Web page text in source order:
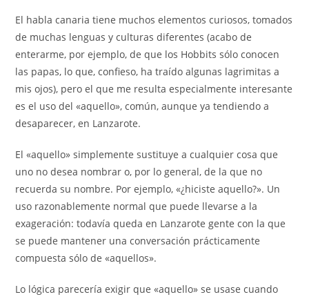
la
entrada:
El habla canaria tiene muchos elementos curiosos, tomados
de muchas lenguas y culturas diferentes (acabo de
enterarme, por ejemplo, de que los Hobbits sólo conocen
las papas, lo que, confieso, ha traído algunas lagrimitas a
mis ojos), pero el que me resulta especialmente interesante
es el uso del «aquello», común, aunque ya tendiendo a
desaparecer, en Lanzarote.
El «aquello» simplemente sustituye a cualquier cosa que
uno no desea nombrar o, por lo general, de la que no
recuerda su nombre. Por ejemplo, «¿hiciste aquello?». Un
uso razonablemente normal que puede llevarse a la
exageración: todavía queda en Lanzarote gente con la que
se puede mantener una conversación prácticamente
compuesta sólo de «aquellos».
Lo lógica parecería exigir que «aquello» se usase cuando